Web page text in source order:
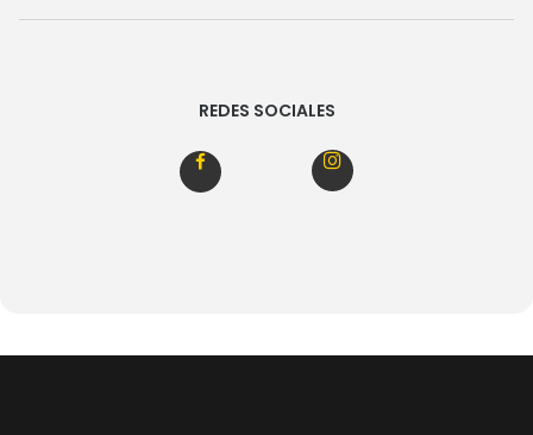
REDES SOCIALES